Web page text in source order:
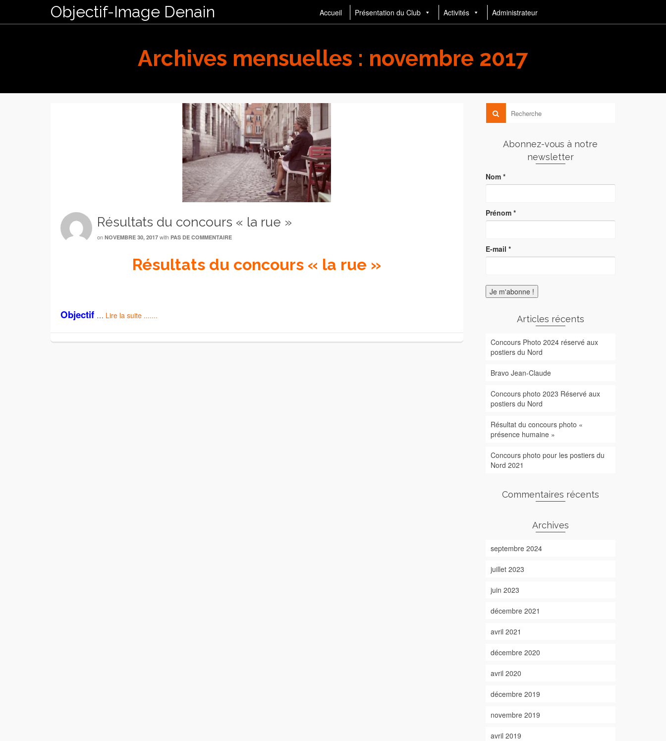
Objectif-Image Denain Accueil Présentation du Club Activités Administrateur
Archives mensuelles : novembre 2017
Résultats du concours « la rue »
on NOVEMBRE 30, 2017 with PAS DE COMMENTAIRE
Résultats du concours « la rue »
Objectif … Lire la suite .......
Abonnez-vous à notre
newsletter
Nom *
Prénom *
E-mail *
Articles récents
Concours Photo 2024 réservé aux
postiers du Nord
Bravo Jean-Claude
Concours photo 2023 Réservé aux
postiers du Nord
Résultat du concours photo «
présence humaine »
Concours photo pour les postiers du
Nord 2021
Commentaires récents
Archives
septembre 2024
juillet 2023
juin 2023
décembre 2021
avril 2021
décembre 2020
avril 2020
décembre 2019
novembre 2019
avril 2019